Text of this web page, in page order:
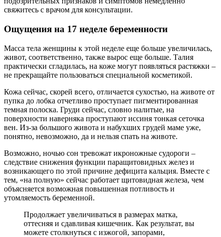
свяжитесь с врачом для консультации.
Ощущения на 17 неделе беременности
Масса тела женщины к этой неделе еще больше увеличилась,
живот, соответственно, также вырос еще больше. Талия
практически сгладилась, на коже могут появляться растяжки –
не прекращайте пользоваться специальной косметикой.
Кожа сейчас, скорей всего, отличается сухостью, на животе от
пупка до лобка отчетливо проступает пигментированная
темная полоска. Груди сейчас, словно налитые, на
поверхности наверняка проступают иссиня тонкая сеточка
вен. Из-за большого живота и набухших грудей маме уже,
понятно, невозможно, да и нельзя спать на животе.
Возможно, ночью сон тревожат икроножные судороги –
следствие снижения функции паращитовидных желез и
возникающего по этой причине дефицита кальция. Вместе с
тем, «на полную» сейчас работает щитовидная железа, чем
объясняется возможная повышенная потливость и
утомляемость беременной.
Продолжает увеличиваться в размерах матка,
оттесняя и сдавливая кишечник. Как результат, вы
можете столкнуться с изжогой, запорами,